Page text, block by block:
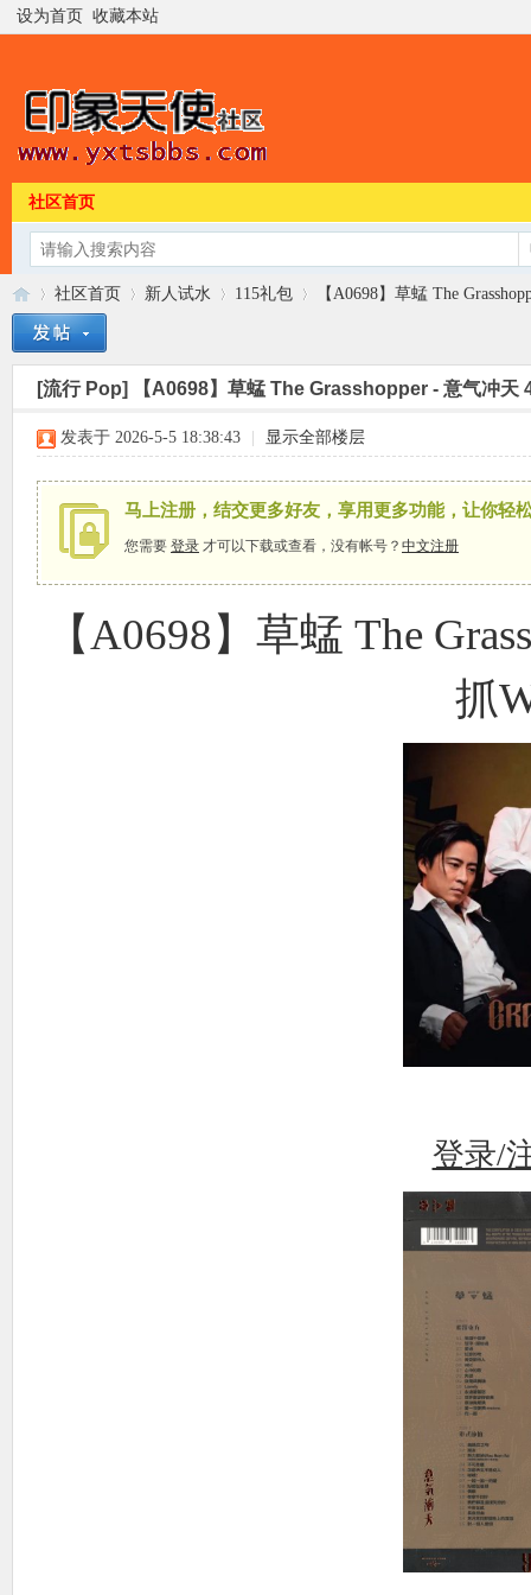
设为首页 收藏本站
社区首页
»
社区首页
›
新人试水
›
115礼包
›
【A0698】草蜢 The
[流行 Pop] 【A0698】草蜢 The Grasshopper - 意气冲天
发表于 2026-5-5 18:38:43 显示全部楼层
马上注册，结交更多好友，享用更多功能，让你轻
您需要 登录 才可以下载或查看，没有帐号？ 中文注册
【A0698】草蜢 The
抓
登录/